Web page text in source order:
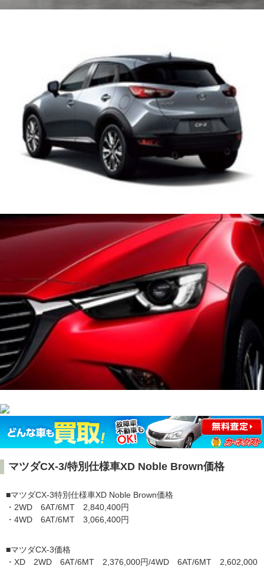
マツダCX-3/特別仕様車XD Noble Brown価格
■マツダCX-3特別仕様車XD Noble Brown価格
・2WD 6AT/6MT 2,840,400円
・4WD 6AT/6MT 3,066,400円
■マツダCX-3価格
・XD 2WD 6AT/6MT 2,376,000円/4WD 6AT/6MT 2,602,000